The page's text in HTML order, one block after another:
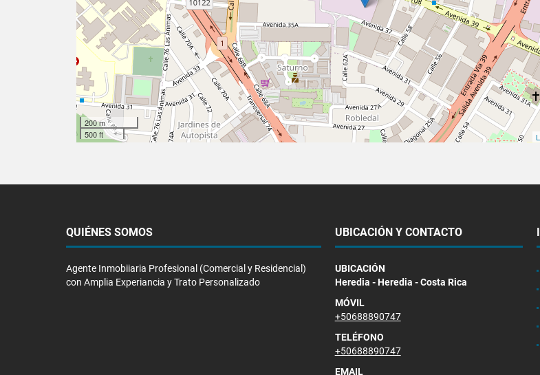
200 m
500 ft
QUIÉNES SOMOS
Agente Inmobiiaria Profesional (Comercial y Residencial)
con Amplia Experiancia y Trato Personalizado
UBICACIÓN Y CONTACTO
UBICACIÓN
Heredia - Heredia - Costa Rica
MÓVIL
+50688890747
TELÉFONO
+50688890747
EMAIL